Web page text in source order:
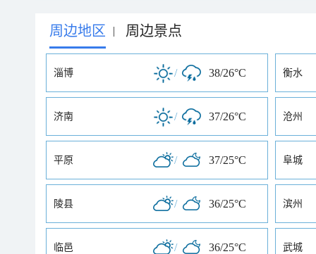
周边地区 | 周边景点
淄博 / 38/26°C 衡水
济南 / 37/26°C 沧州
平原 / 37/25°C 阜城
陵县 / 36/25°C 滨州
临邑 / 36/25°C 武城